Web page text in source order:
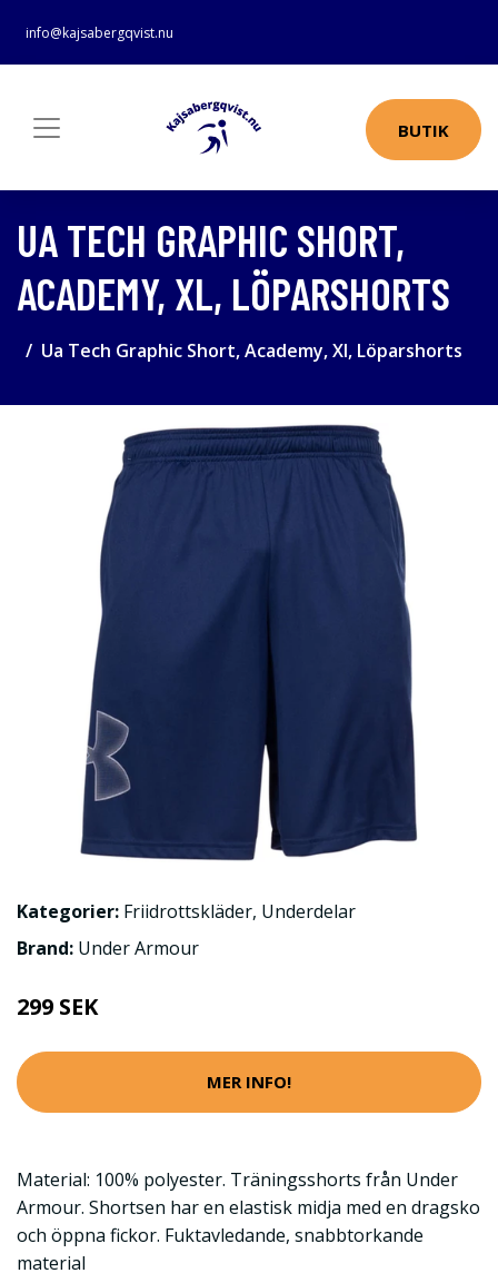
info@kajsabergqvist.nu
BUTIK
UA TECH GRAPHIC SHORT,
ACADEMY, XL, LÖPARSHORTS
Ua Tech Graphic Short, Academy, Xl, Löparshorts
Kategorier: Friidrottskläder, Underdelar
Brand: Under Armour
299 SEK
MER INFO!
Material: 100% polyester. Träningsshorts från Under
Armour. Shortsen har en elastisk midja med en dragsko
och öppna fickor. Fuktavledande, snabbtorkande
material